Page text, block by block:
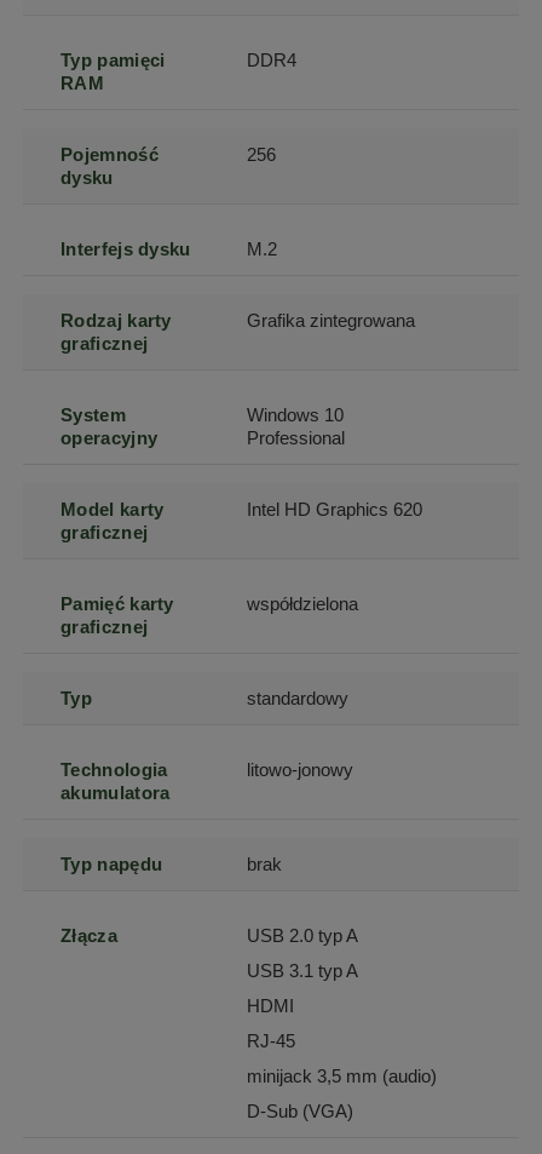
Typ pamięci
RAM
DDR4
Pojemność
dysku
256
Interfejs dysku M.2
Rodzaj karty
graficznej
Grafika zintegrowana
System
operacyjny
Windows 10
Professional
Model karty
graficznej
Intel HD Graphics 620
Pamięć karty
graficznej
współdzielona
Typ standardowy
Technologia
akumulatora
litowo-jonowy
Typ napędu brak
Złącza
USB 2.0 typ A
USB 3.1 typ A
HDMI
RJ-45
minijack 3,5 mm (audio)
D-Sub (VGA)